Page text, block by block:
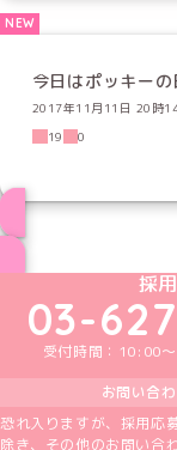
今日はポッキー
2017年11月11日 20時
19
0
採
03-
受付時間：10:00
お問い合
恐れ入りますが、採用応
除き、その他のお問い合